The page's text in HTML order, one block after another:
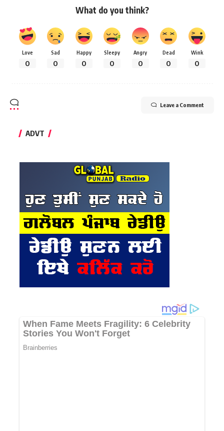
What do you think?
Love
0
Sad
0
Happy
0
Sleepy
0
Angry
0
Dead
0
Wink
0
Leave a Comment
ADVT